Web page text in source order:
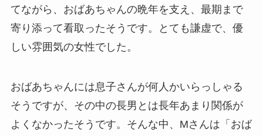
てながら、おばあちゃんの晩年を支え、最期まで
寄り添って看取ったそうです。とても謙虚で、優
しい雰囲気の女性でした。
おばあちゃんには息子さんが何人かいらっしゃる
そうですが、その中の長男とは長年あまり関係が
よくなかったそうです。そんな中、Mさんは「おば